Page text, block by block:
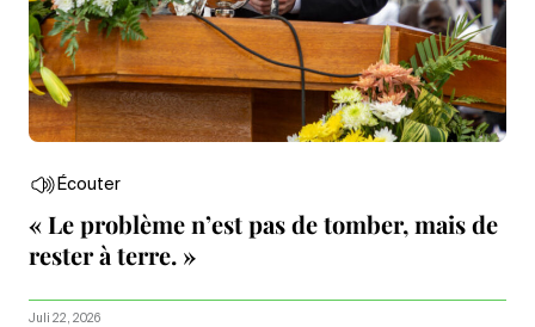
Écouter
« Le problème n’est pas de tomber, mais de
rester à terre. »
Juli 22, 2026